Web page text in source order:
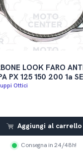
LOOK FARO
PX 125 150 200 1a
Ottici
Aggiungi al carrello
Consegna in 24/48h!